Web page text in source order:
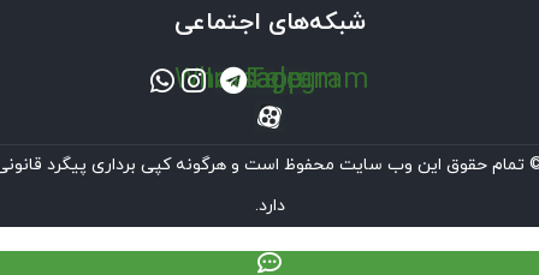
شبکه‌های اجتماعی
Telegram
Instagram
Whatsapp
تمام حقوق این وب سایت محفوظ است و هرگونه کپی برداری پیگرد
دارد.